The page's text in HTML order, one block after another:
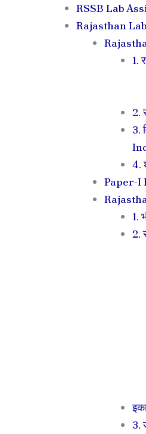
RSSB Lab
Rajasthan
1.
2.
3.
4.
Paper-I
1.
2.
3.